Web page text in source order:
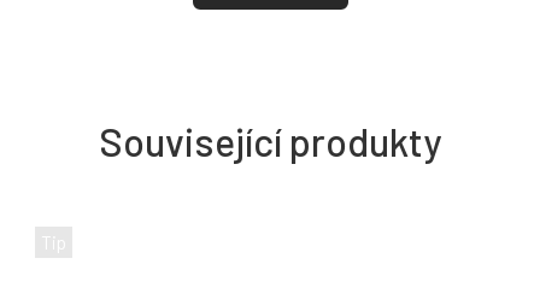
Související produkty
Tip